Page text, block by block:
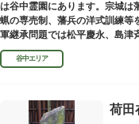
は谷中霊園にあります。宗城は
蝋の専売制、藩兵の洋式訓練等
軍継承問題では松平慶永、島津
（幕末の四賢候といわれます）
て活躍しました。
谷中エリア
荷田